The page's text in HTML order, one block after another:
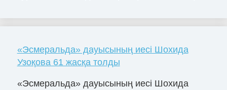
«Эсмеральда» дауысының иесі Шохида
Узоқова 61 жасқа толды
«Эсмеральда» дауысының иесі Шохида